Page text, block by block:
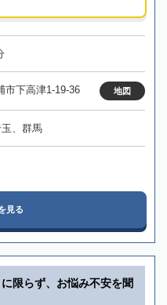
市下高津1-19-36 地図
、群馬
見る
限らず、お悩み不安を聞